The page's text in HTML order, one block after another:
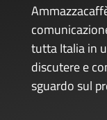
tutta Italia in
discutere e
sguardo sul